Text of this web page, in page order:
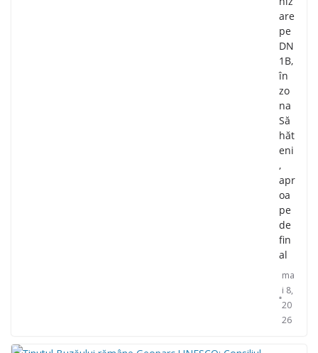
are
pe
DN
1B,
în
zo
na
Să
hăt
eni
,
apr
oa
pe
de
fin
al
ma
i 8,
20
26